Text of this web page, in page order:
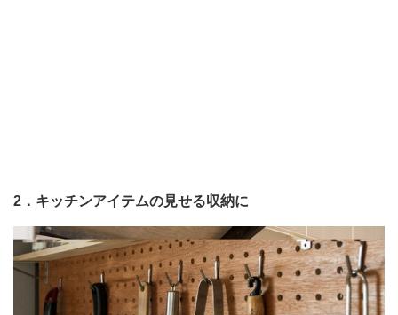
2．キッチンアイテムの見せる収納に